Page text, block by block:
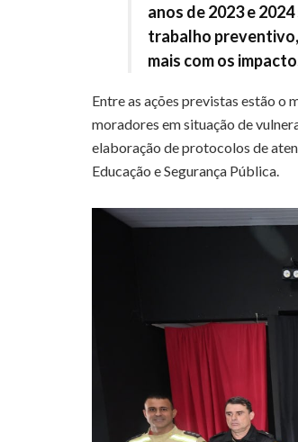
anos de 2023 e
trabalho
mais com os
Entre as ações previstas estão o
moradores em situação de
elaboração de protocolos de
Educação e Segurança Pública.